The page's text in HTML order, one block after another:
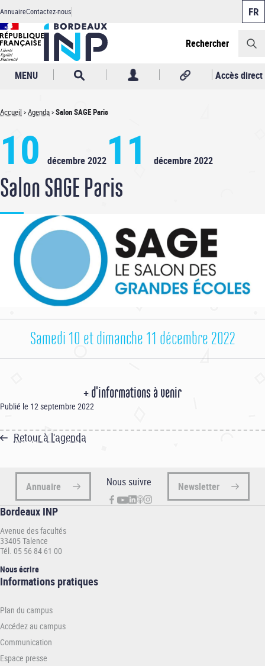
Aller
au
contenu
principal
Header
AnnuaireContactez-nous
Rechercher
MENU Accès direct
Fil
d'Ariane
Accueil Agenda Salon SAGE Paris
10 décembre 2022 11 décembre 2022
Salon SAGE Paris
Samedi 10 et dimanche 11 décembre 2022
+ d'informations à venir
Publié le 12 septembre 2022
Retour à l'agenda
Annuaire Nous suivre Newsletter
Bordeaux INP
Avenue des facultés
33405 Talence
Tél. 05 56 84 61 00
Nous écrire
Informations
INP
Informations pratiques
Plan du campus
Accédez au campus
Communication
Espace presse
Panneau de gestion des cookies